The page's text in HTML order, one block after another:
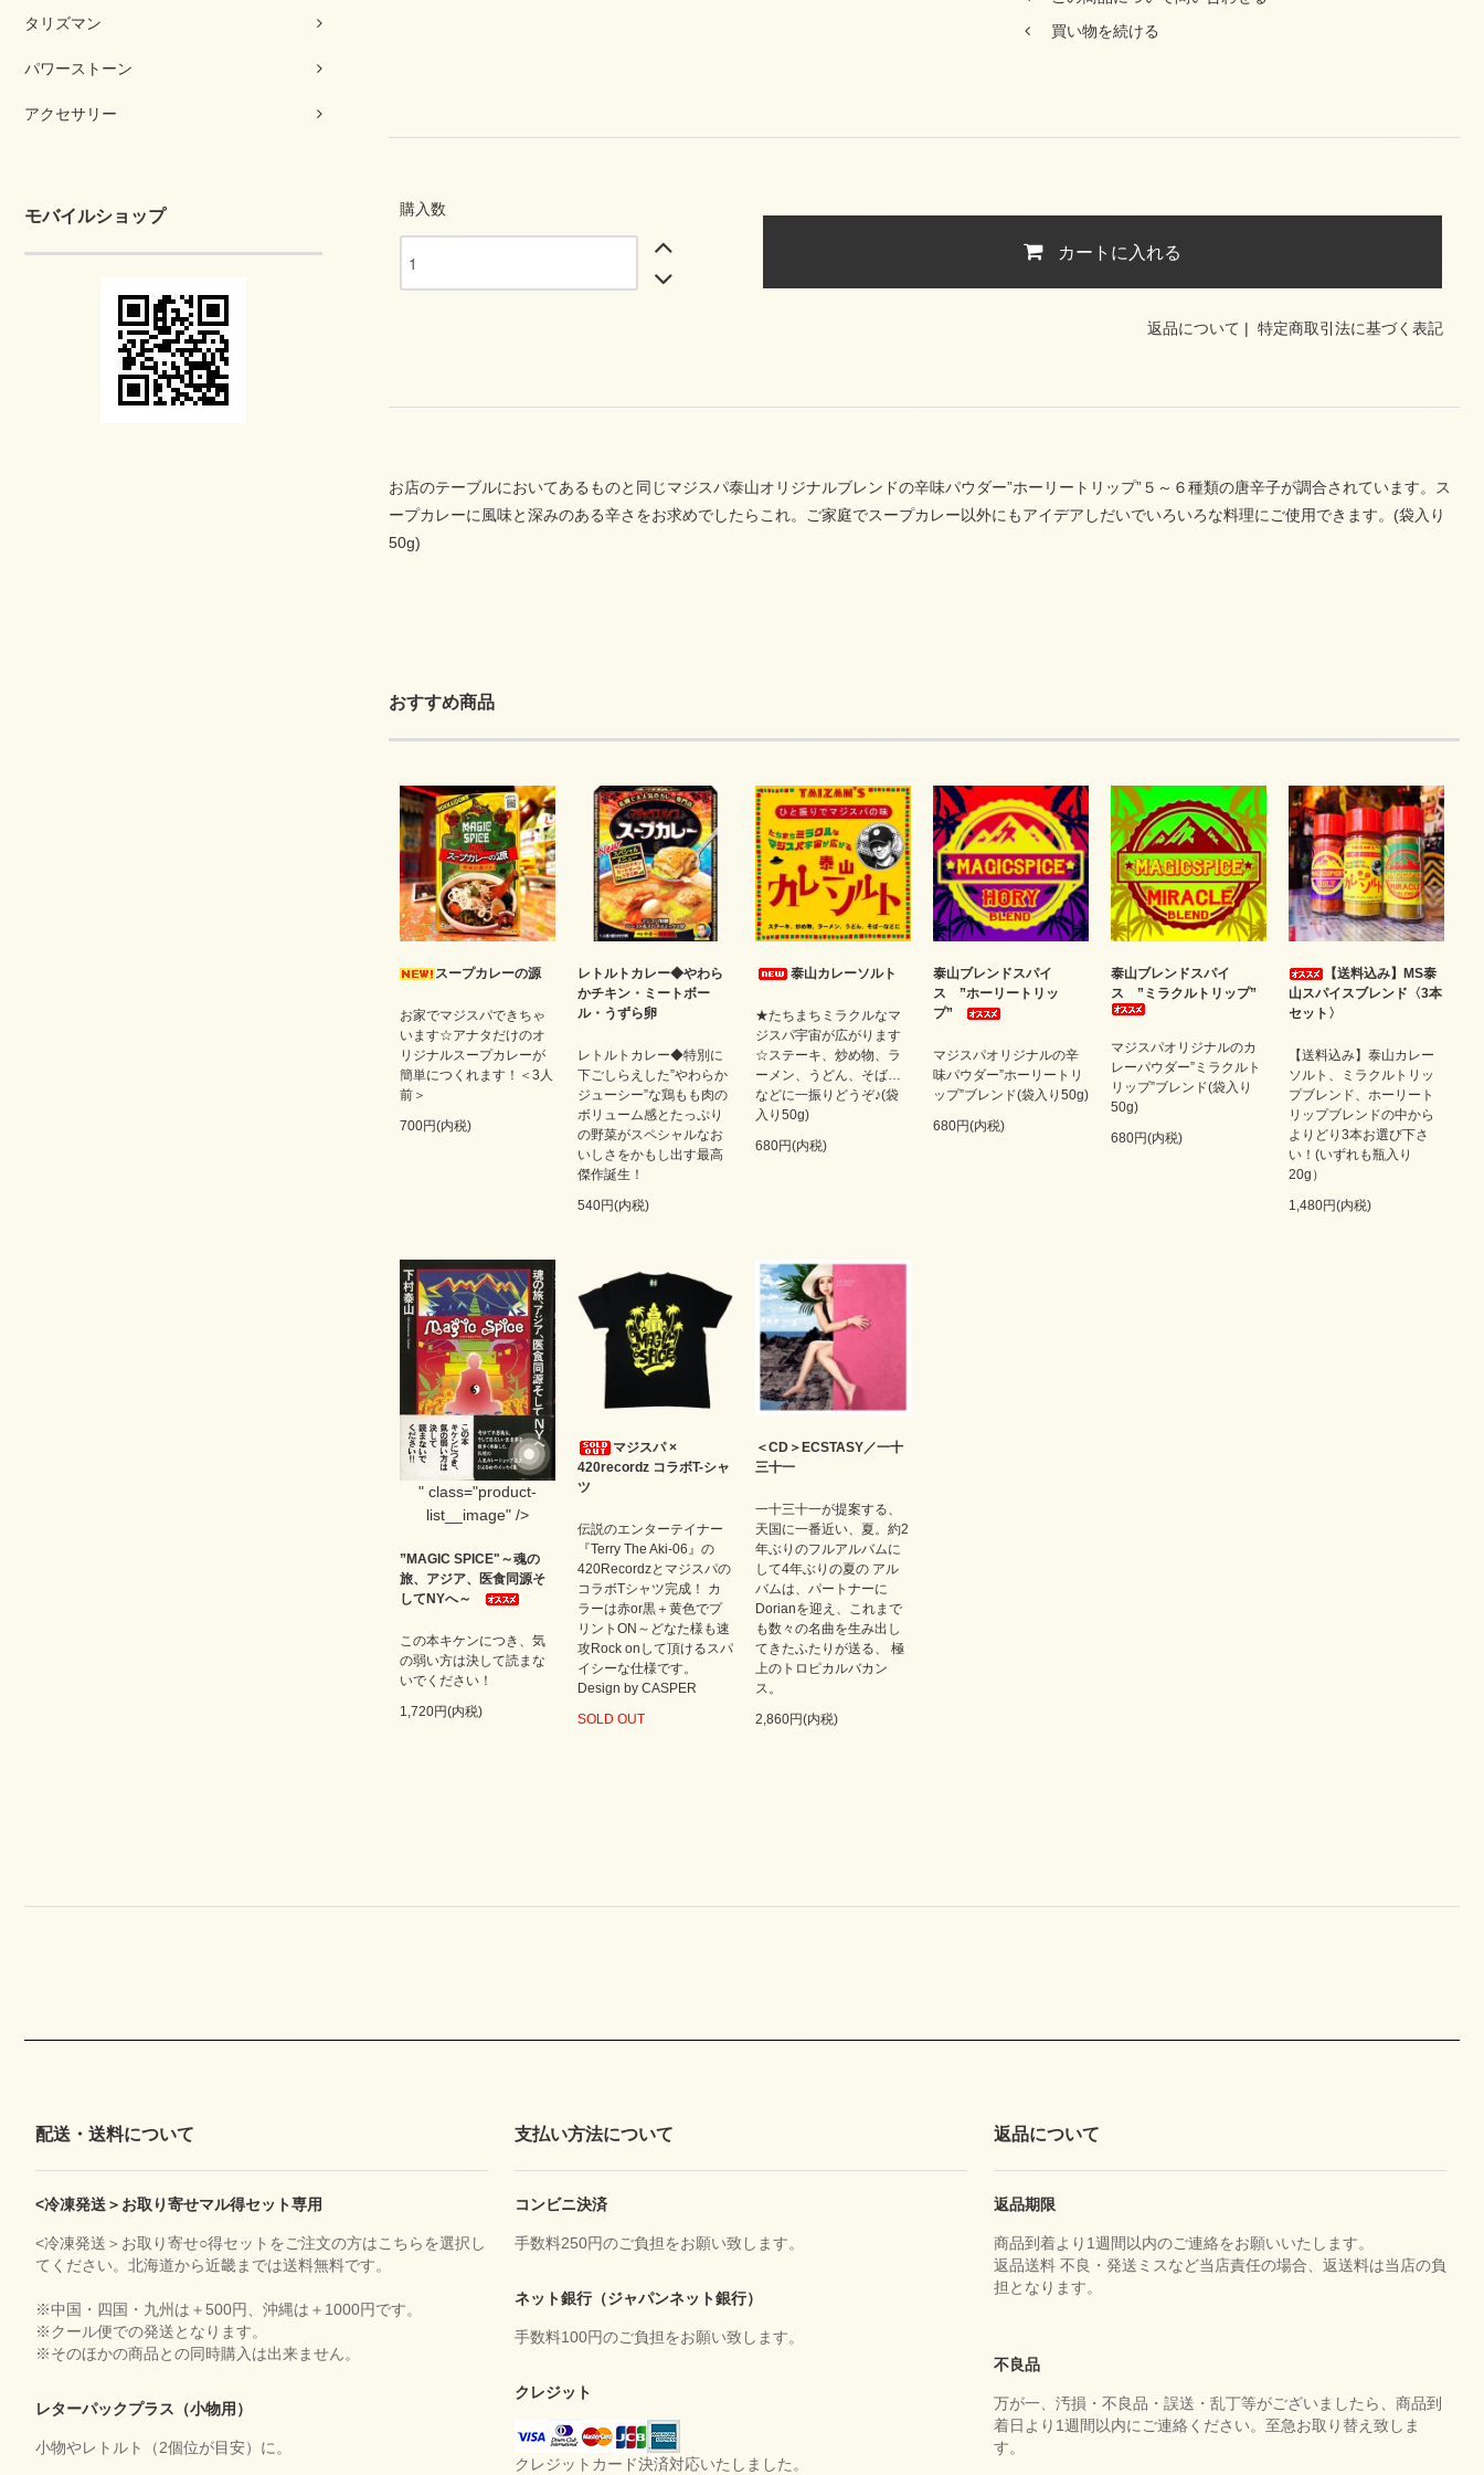
タリズマン
パワーストーン
アクセサリー
モバイルショップ
買い物を続ける
購入数
カートに入れる
返品について | 特定商取引法に基づく表記
お店のテーブルにおいてあるものと同じマジスパ泰山オリジナルブレンドの辛味パウダー”ホーリートリップ”５～６種類の唐辛子が調合されています。ス
ープカレーに風味と深みのある辛さをお求めでしたらこれ。ご家庭でスープカレー以外にもアイデアしだいでいろいろな料理にご使用できます。(袋入り
50g)
おすすめ商品
スープカレーの源
お家でマジスパできちゃ
います☆アナタだけのオ
リジナルスープカレーが
簡単につくれます！＜3人
前＞
700円(内税)
レトルトカレー◆やわら
かチキン・ミートボー
ル・うずら卵
レトルトカレー◆特別に
下ごしらえした”やわらか
ジューシー”な鶏もも肉の
ボリューム感とたっぷり
の野菜がスペシャルなお
いしさをかもし出す最高
傑作誕生！
540円(内税)
泰山カレーソルト
★たちまちミラクルなマ
ジスパ宇宙が広がります
☆ステーキ、炒め物、ラ
ーメン、うどん、そば…
などに一振りどうぞ♪(袋
入り50g)
680円(内税)
泰山ブレンドスパイ
ス ”ホーリートリッ
プ”
マジスパオリジナルの辛
味パウダー”ホーリートリ
ップ”ブレンド(袋入り50g)
680円(内税)
泰山ブレンドスパイ
ス ”ミラクルトリップ”
マジスパオリジナルのカ
レーパウダー”ミラクルト
リップ”ブレンド(袋入り
50g)
680円(内税)
【送料込み】MS泰
山スパイスブレンド〈3本
セット〉
【送料込み】泰山カレー
ソルト、ミラクルトリッ
プブレンド、ホーリート
リップブレンドの中から
よりどり3本お選び下さ
い！(いずれも瓶入り
20g）
1,480円(内税)
" class="product-
list__image" />
”MAGIC SPICE"～魂の
旅、アジア、医食同源そ
してNYへ～
この本キケンにつき、気
の弱い方は決して読まな
いでください！
1,720円(内税)
マジスパ ×
420recordz コラボT-シャ
ツ
伝説のエンターテイナー
『Terry The Aki-06』の
420Recordzとマジスパの
コラボTシャツ完成！ カ
ラーは赤or黒＋黄色でプ
リントON～どなた様も速
攻Rock onして頂けるスパ
イシーな仕様です。
Design by CASPER
SOLD OUT
＜CD＞ECSTASY／一十
三十一
一十三十一が提案する、
天国に一番近い、夏。約2
年ぶりのフルアルバムに
して4年ぶりの夏の アル
バムは、パートナーに
Dorianを迎え、これまで
も数々の名曲を生み出し
てきたふたりが送る、 極
上のトロピカルバカン
ス。
2,860円(内税)
配送・送料について
<冷凍発送＞お取り寄せマル得セット専用
<冷凍発送＞お取り寄せ○得セットをご注文の方はこちらを選択し
てください。北海道から近畿までは送料無料です。
※中国・四国・九州は＋500円、沖縄は＋1000円です。
※クール便での発送となります。
※そのほかの商品との同時購入は出来ません。
レターパックプラス（小物用）
小物やレトルト（2個位が目安）に。
支払い方法について
コンビニ決済
手数料250円のご負担をお願い致します。
ネット銀行（ジャパンネット銀行）
手数料100円のご負担をお願い致します。
クレジット
クレジットカード決済対応いたしました。
返品について
返品期限
商品到着より1週間以内のご連絡をお願いいたします。
返品送料 不良・発送ミスなど当店責任の場合、返送料は当店の負
担となります。
不良品
万が一、汚損・不良品・誤送・乱丁等がございましたら、商品到
着日より1週間以内にご連絡ください。至急お取り替え致しま
す。